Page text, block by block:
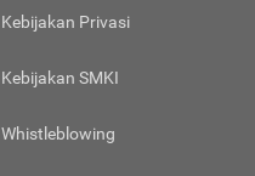
Kebijakan Privasi
Kebijakan SMKI
Whistleblowing